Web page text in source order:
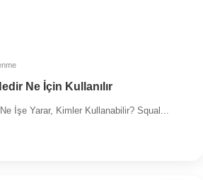
Ne İçin Kullanılır
İşe Yarar, Kimler Kullanabilir? Squal...